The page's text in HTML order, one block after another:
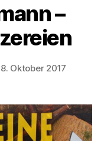
–
Oktober 2017